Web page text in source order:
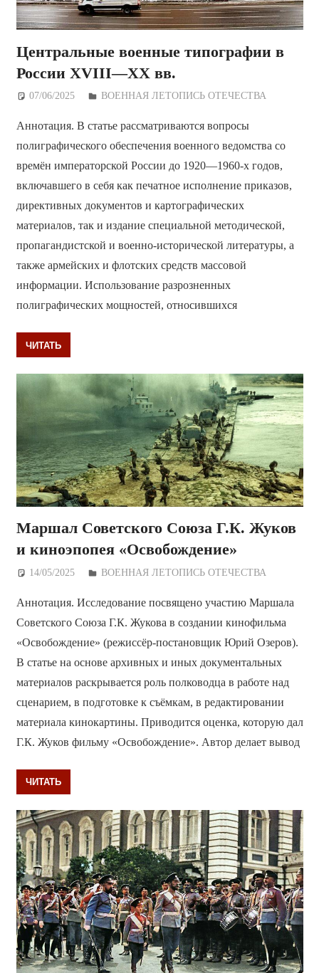
Центральные военные типографии в
России XVIII—XX вв.
07/06/2025 Дежурный по Редакции
ВОЕННАЯ ЛЕТОПИСЬ ОТЕЧЕСТВА
Аннотация. В статье рассматриваются вопросы
полиграфического обеспечения военного ведомства со
времён императорской России до 1920—1960-х годов,
включавшего в себя как печатное исполнение приказов,
директивных документов и картографических
материалов, так и издание специальной методической,
пропагандистской и военно-исторической литературы, а
также армейских и флотских средств массовой
информации. Использование разрозненных
полиграфических мощностей, относившихся
ЧИТАТЬ
Маршал Советского Союза Г.К. Жуков
и киноэпопея «Освобождение»
14/05/2025 Дежурный по Редакции
ВОЕННАЯ ЛЕТОПИСЬ ОТЕЧЕСТВА
Аннотация. Исследование посвящено участию Маршала
Советского Союза Г.К. Жукова в создании кинофильма
«Освобождение» (режиссёр-постановщик Юрий Озеров).
В статье на основе архивных и иных документальных
материалов раскрывается роль полководца в работе над
сценарием, в подготовке к съёмкам, в редактировании
материала кинокартины. Приводится оценка, которую дал
Г.К. Жуков фильму «Освобождение». Автор делает вывод
ЧИТАТЬ